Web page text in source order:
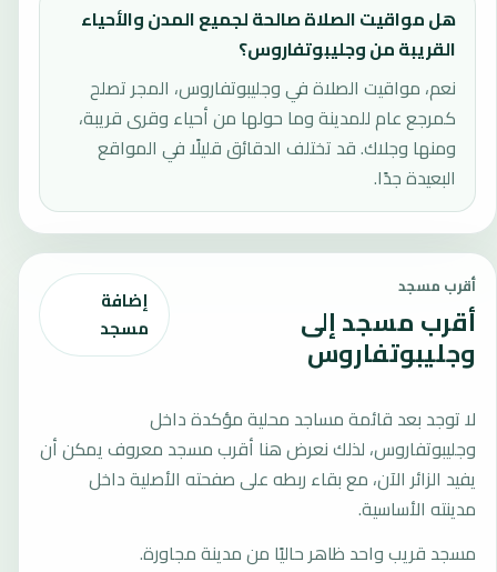
هل مواقيت الصلاة صالحة لجميع المدن والأحياء
القريبة من وجليبوتفاروس؟
نعم، مواقيت الصلاة في وجليبوتفاروس، المجر تصلح
كمرجع عام للمدينة وما حولها من أحياء وقرى قريبة،
ومنها وجلاك. قد تختلف الدقائق قليلًا في المواقع
البعيدة جدًا.
أقرب مسجد
أقرب مسجد إلى
وجليبوتفاروس
إضافة
مسجد
لا توجد بعد قائمة مساجد محلية مؤكدة داخل
وجليبوتفاروس، لذلك نعرض هنا أقرب مسجد معروف يمكن أن
يفيد الزائر الآن، مع بقاء ربطه على صفحته الأصلية داخل
مدينته الأساسية.
مسجد قريب واحد ظاهر حاليًا من مدينة مجاورة.